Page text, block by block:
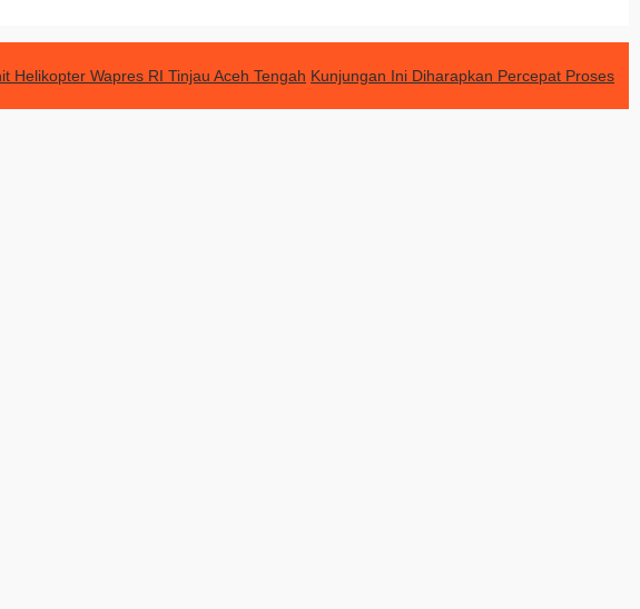
Helikopter Wapres RI Tinjau Aceh Tengah Kunjungan Ini Diharapkan Percepat Proses